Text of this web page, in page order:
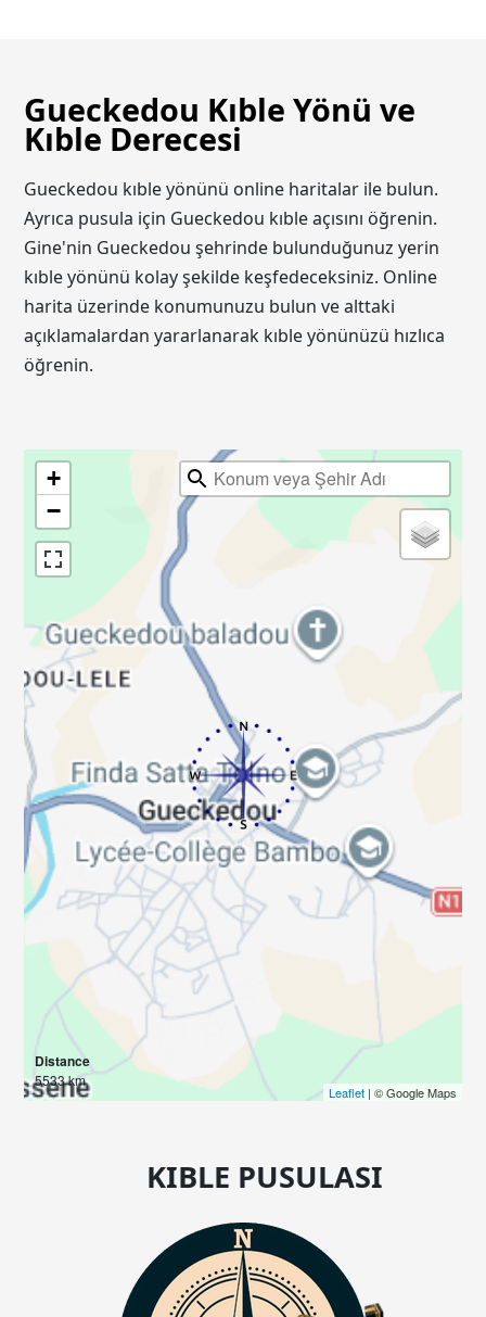
Gueckedou Kıble Yönü ve
Kıble Derecesi
Gueckedou kıble yönünü online haritalar ile bulun.
Ayrıca pusula için Gueckedou kıble açısını öğrenin.
Gine'nin Gueckedou şehrinde bulunduğunuz yerin
kıble yönünü kolay şekilde keşfedeceksiniz. Online
harita üzerinde konumunuzu bulun ve alttaki
açıklamalardan yararlanarak kıble yönünüzü hızlıca
öğrenin.
+
−
Distance
5533 km
Leaflet| © Google Maps
KIBLE PUSULASI